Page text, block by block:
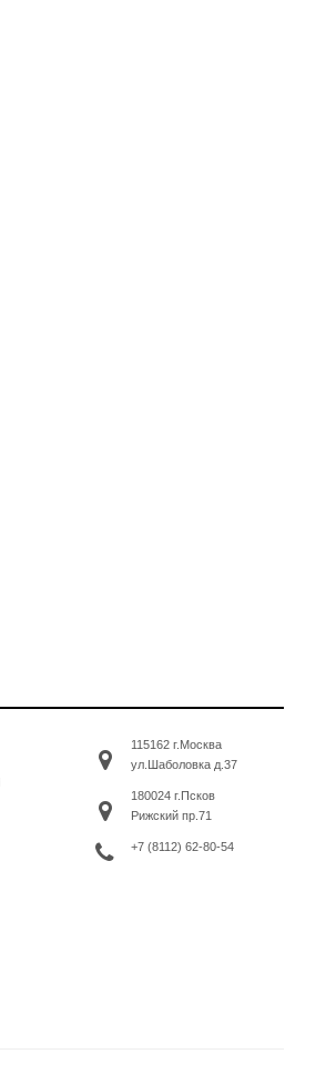
115162 г.Москва
ул.Шаболовка д.37
180024 г.Псков
Рижский пр.71
+7 (8112) 62-80-54